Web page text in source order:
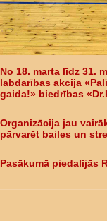
No 18. marta līdz 31.
labdarības akcija
gaida!» biedrības
Organizācija jau
pārvarēt bailes un
Pasākumā piedalījās